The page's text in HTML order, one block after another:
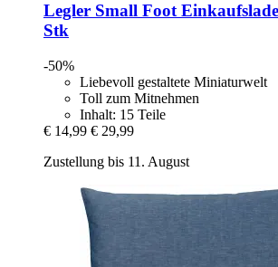
Legler Small Foot
Stk
-50%
Liebevoll gestaltete Miniaturwelt
Toll zum Mitnehmen
Inhalt: 15 Teile
€ 14,99 € 29,99
Zustellung bis 11. August